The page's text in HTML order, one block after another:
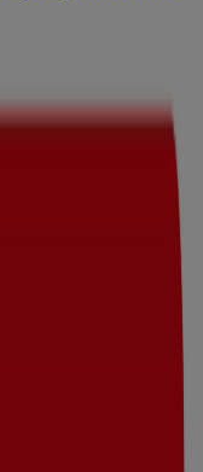
Avinguda
en Inca